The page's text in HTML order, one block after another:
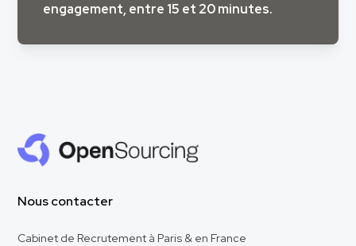
engagement, entre 15 et 20 minutes.
Nous contacter
Cabinet de Recrutement à Paris & en France